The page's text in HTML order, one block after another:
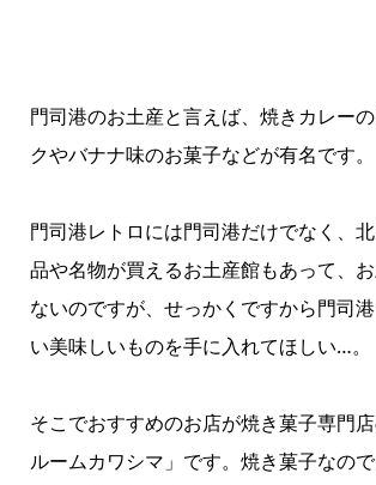
門司港のお土産と言えば、焼きカレー
クやバナナ味のお菓子などが有名です。
門司港レトロには門司港だけでなく、
品や名物が買えるお土産館もあって、
ないのですが、せっかくですから門司
い美味しいものを手に入れてほしい…。
そこでおすすめのお店が焼き菓子専門
ルームカワシマ」です。焼き菓子なの